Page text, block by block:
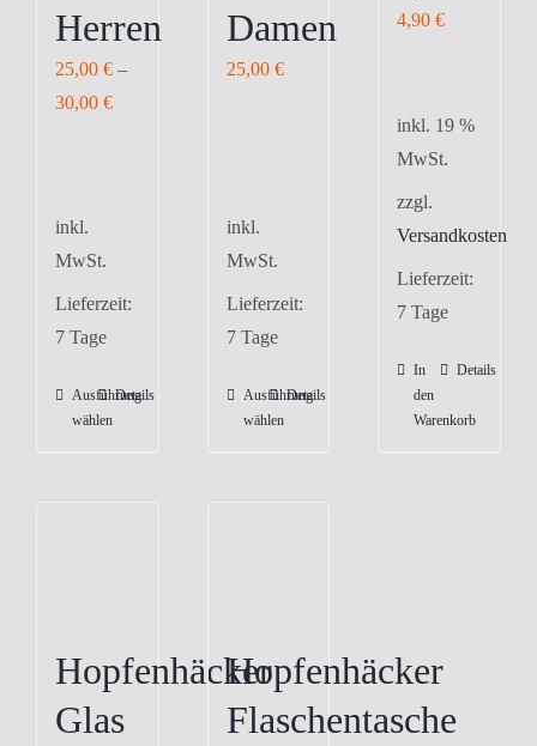
Herren
25,00 € –
30,00 €
inkl.
MwSt.
Lieferzeit:
7 Tage
Ausführung
wählen
Dieses
Produkt
können
der
Details
Damen
25,00 €
inkl.
MwSt.
Lieferzeit:
7 Tage
Ausführung
wählen
Dieses
Produkt
können
der
Details
4,90€
inkl. 19 %
MwSt.
zzgl.
Versandkosten
Lieferzeit:
7 Tage
In
den
Warenkorb
Details
Hopfenhäcker
Glas
Hopfenhäcker
Flaschentasche